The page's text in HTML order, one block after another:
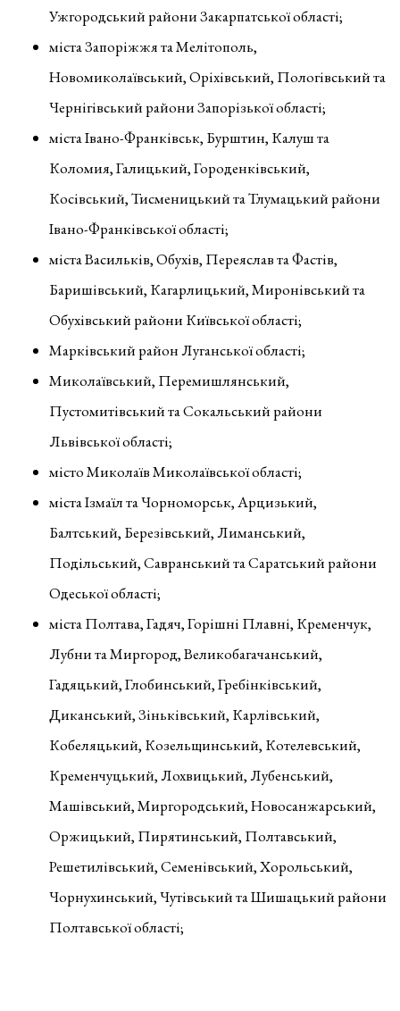
Ужгородський райони Закарпатської області;
міста Запоріжжя та Мелітополь,
Новомиколаївський, Оріхівський, Пологівський та
Чернігівський райони Запорізької області;
міста Івано-Франківськ, Бурштин, Калуш та
Коломия, Галицький, Городенківський,
Косівський, Тисменицький та Тлумацький райони
Івано-Франківської області;
міста Васильків, Обухів, Переяслав та Фастів,
Баришівський, Кагарлицький, Миронівський та
Обухівський райони Київської області;
Марківський район Луганської області;
Миколаївський, Перемишлянський,
Пустомитівський та Сокальський райони
Львівської області;
місто Миколаїв Миколаївської області;
міста Ізмаїл та Чорноморськ, Арцизький,
Балтський, Березівський, Лиманський,
Подільський, Савранський та Саратський райони
Одеської області;
міста Полтава, Гадяч, Горішні Плавні, Кременчук,
Лубни та Миргород, Великобагачанський,
Гадяцький, Глобинський, Гребінківський,
Диканський, Зіньківський, Карлівський,
Кобеляцький, Козельщинський, Котелевський,
Кременчуцький, Лохвицький, Лубенський,
Машівський, Миргородський, Новосанжарський,
Оржицький, Пирятинський, Полтавський,
Решетилівський, Семенівський, Хорольський,
Чорнухинський, Чутівський та Шишацький райони
Полтавської області;